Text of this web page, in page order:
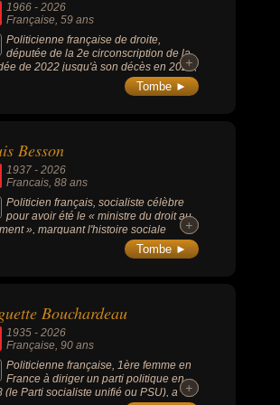
de fonds, député européen, hors-la-loi,
morts, ils peuvent avoir été francais,
1966 -2026
Française, 59 ans
Politicienne française de droite,
députée de la 2e circonscription de la
de 2022 jusqu'à son décès en 2026,
ancrée localement, elle a marqué la vie
et associative de La Roche-sur-Yon
le cancer, étant notamment à l'origine
Joséphine », une course solidaire
féminine devenue un événement
dans la région.
+
+
Tombe ►
Besson
1937 -2026
Francais, 88 ans
Politicien français, socialiste célèbre
pour avoir été le « ministre du droit au
», marquant l'histoire sociale
avec la loi Besson de 1990 (texte
qui a instauré le principe
de la loi SRU de 2000 (qui oblige
urbaines à disposer d'un
minimal de 20 % de logements
+
+
Tombe ►
Bouchardeau
1935 -2026
Française, 90 ans
Politicienne française, 1ère femme en
France à diriger un parti politique en
(le Parti socialiste unifié ou PSU), a
+
+